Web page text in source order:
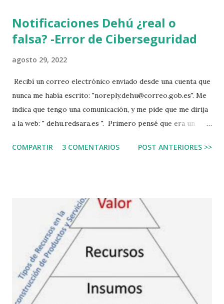
Notificaciones Dehú ¿real o
falsa? -Error de Ciberseguridad
agosto 29, 2022
Recibí un correo electrónico enviado desde una cuenta que
nunca me había escrito: "noreply.dehu@correo.gob.es". Me
indica que tengo una comunicación, y me pide que me dirija
a la web: " dehu.redsara.es ". Primero pensé que era un
principalmente si lo recibes desde un email que jamás te ha
Abrí la web para investigarla después de copiarla en texto,
revisar la dirección, y la puse en un navegador seguro.
Sorpresa, todo parece correcto. Incluso tiene un cartel que
dice que se ha financiado con fondos Next Generation, que
son los fondos para la recuperación económica, una página
así no tiene sentido que se financie con estos fondos. Pues
es real. Es un error de ciberseguridad. Yo le aconsejo que
COMPARTIR 3 COMENTARIOS POST ANTERIORES >>